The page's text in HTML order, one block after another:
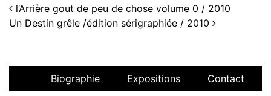
Navigation
l’Arrière gout de peu de chose volume 0 / 2010
Un Destin grêle /édition sérigraphiée / 2010
Biographie Expositions Contact